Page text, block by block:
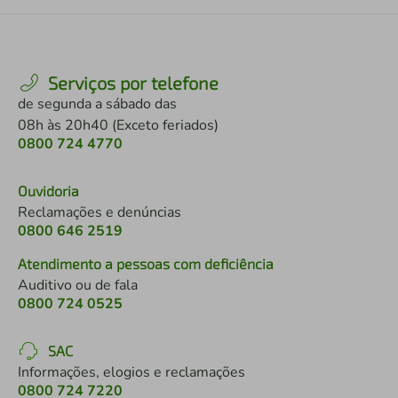
Serviços por telefone
de segunda a sábado das
08h às 20h40 (Exceto feriados)
0800 724 4770
Ouvidoria
Reclamações e denúncias
0800 646 2519
Atendimento a pessoas com deficiência
Auditivo ou de fala
0800 724 0525
SAC
Informações, elogios e reclamações
0800 724 7220